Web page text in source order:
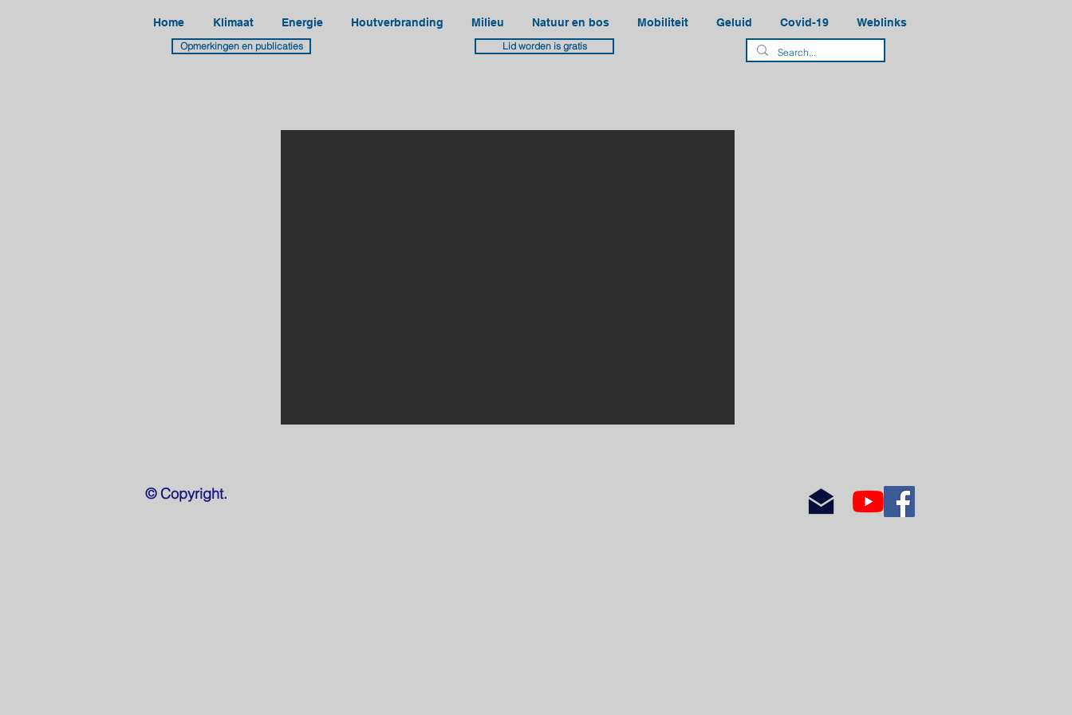
Home Klimaat Energie Houtverbranding Milieu Natuur en bos Mobiliteit Geluid Covid-19 Weblinks
Opmerkingen en publicaties Lid worden is gratis
© Copyright.